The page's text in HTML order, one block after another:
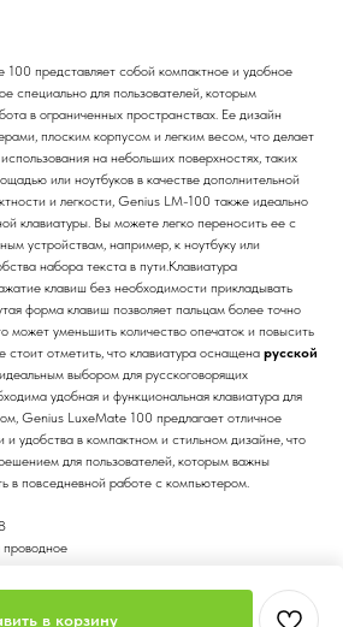
в корзину
представляет собой компактное и удобное
специально для пользователей, которым
в ограниченных пространствах. Ее дизайн
плоским корпусом и легким весом, что делает
на небольших поверхностях, таких
или ноутбуков в качестве дополнительной
и легкости, Genius LM-100 также идеально
клавиатуры. Вы можете легко переносить ее с
устройствам, например, к ноутбуку или
набора текста в пути.Клавиатура
клавиш без необходимости прикладывать
форма клавиш позволяет пальцам более точно
может уменьшить количество опечаток и повысить
стоит отметить, что клавиатура оснащена русской
выбором для русскоговорящих
удобная и функциональная клавиатура для
Genius LuxeMate 100 предлагает отличное
и удобства в компактном и стильном дизайне, что
для пользователей, которым важны
в повседневной работе с компьютером.
проводное